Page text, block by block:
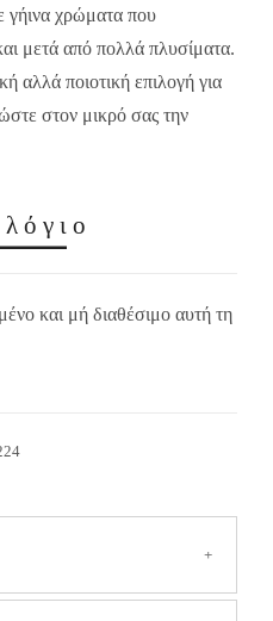
γήινα χρώματα που
μετά από πολλά πλυσίματα.
αλλά ποιοτική επιλογή για
στον μικρό σας την
και μή διαθέσιμο αυτή τη